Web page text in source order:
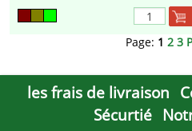
Page: 1 2 3
les frais de livraison
Sécurtié